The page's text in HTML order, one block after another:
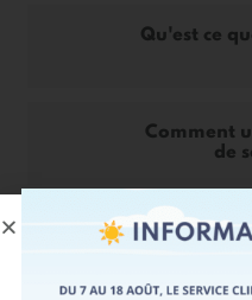
Qu'est ce
Comment
de
Comment